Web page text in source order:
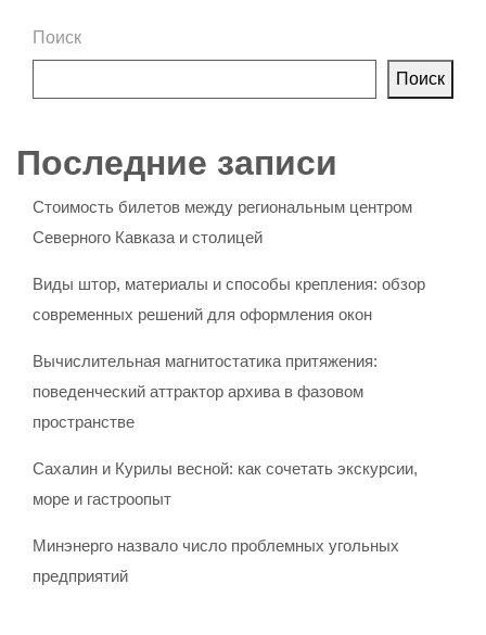
Поиск
Поиск
Последние записи
Стоимость билетов между региональным центром
Северного Кавказа и столицей
Виды штор, материалы и способы крепления: обзор
современных решений для оформления окон
Вычислительная магнитостатика притяжения:
поведенческий аттрактор архива в фазовом
пространстве
Сахалин и Курилы весной: как сочетать экскурсии,
море и гастроопыт
Минэнерго назвало число проблемных угольных
предприятий